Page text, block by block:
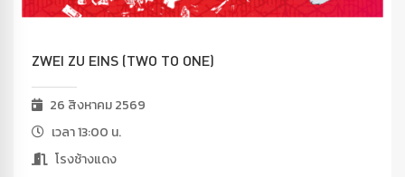
ZWEI ZU EINS (TWO TO ONE)
26 สิงหาคม 2569
เวลา 13:00 น.
โรงช้างแดง